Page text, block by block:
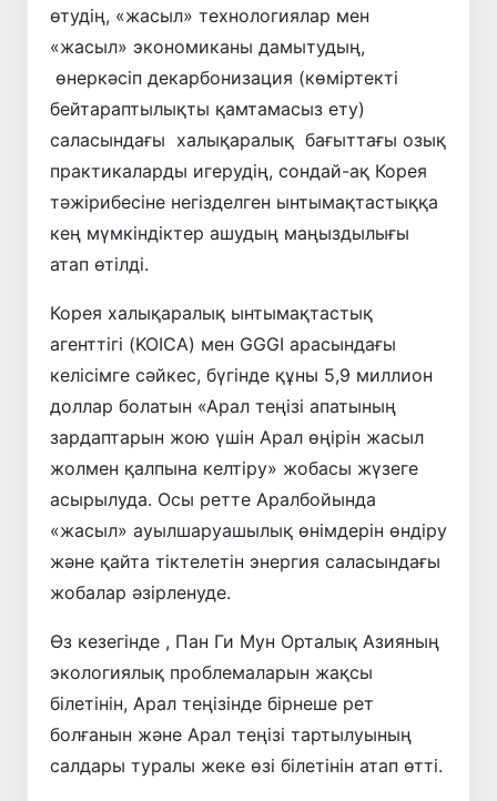
өтудің, «жасыл» технологиялар мен
«жасыл» экономиканы дамытудың,
өнеркәсіп декарбонизация (көміртекті
бейтараптылықты қамтамасыз ету)
саласындағы халықаралық бағыттағы озық
практикаларды игерудің, сондай-ақ Корея
тәжірибесіне негізделген ынтымақтастыққа
кең мүмкіндіктер ашудың маңыздылығы
атап өтілді.
Корея халықаралық ынтымақтастық
агенттігі (KOICA) мен GGGI арасындағы
келісімге сәйкес, бүгінде құны 5,9 миллион
доллар болатын «Арал теңізі апатының
зардаптарын жою үшін Арал өңірін жасыл
жолмен қалпына келтіру» жобасы жүзеге
асырылуда. Осы ретте Аралбойында
«жасыл» ауылшаруашылық өнімдерін өндіру
және қайта тіктелетін энергия саласындағы
жобалар әзірленуде.
Өз кезегінде , Пан Ги Мун Орталық Азияның
экологиялық проблемаларын жақсы
білетінін, Арал теңізінде бірнеше рет
болғанын және Арал теңізі тартылуының
салдары туралы жеке өзі білетінін атап өтті.